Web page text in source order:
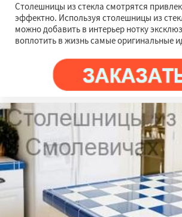
Столешницы из стекла смотрятся
эффектно. Используя столешницы из
можно добавить в интерьер нотку
воплотить в жизнь самые оригинальные